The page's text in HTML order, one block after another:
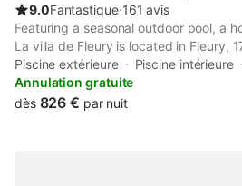
9.0Fantastique⋅161 avis
Featuring a seasonal outdoor pool, a
La villa de Fleury is located in Fleury,
Cathedral and 18 km from Beziers
pool and garden views, and is 14 km
Piscine extérieure Piscine intérieure
Annulation gratuite
dès 826 € par nuit